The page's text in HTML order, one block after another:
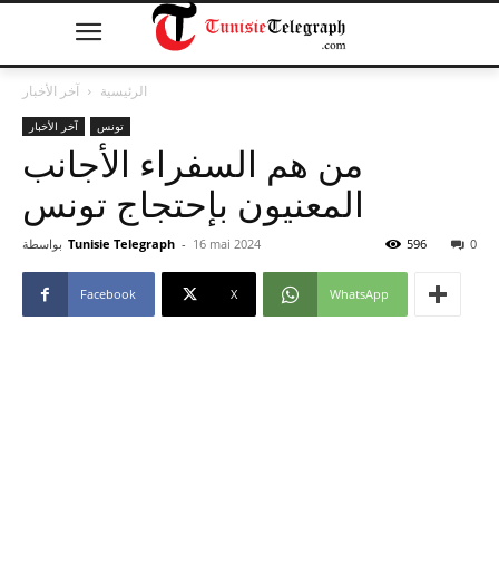
الرئيسية آخر الأخبار
آخر الأخبار تونس
من هم السفراء الأجانب
المعنيون بإحتجاج تونس
بواسطة Tunisie Telegraph - 16 mai 2024 0
596
Facebook X WhatsApp